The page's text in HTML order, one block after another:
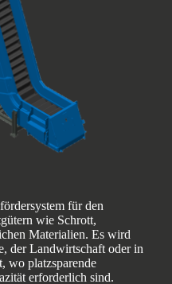
für den
wie Schrott,
Materialien. Es wird
der Landwirtschaft oder in
wo platzsparende
erforderlich sind.